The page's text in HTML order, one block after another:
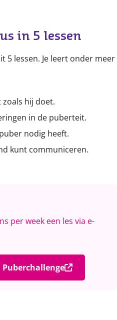
in 5 lessen
5 lessen. Je leert onder meer
hij doet.
in de puberteit.
nodig heeft.
kunt communiceren.
per week een les via e-